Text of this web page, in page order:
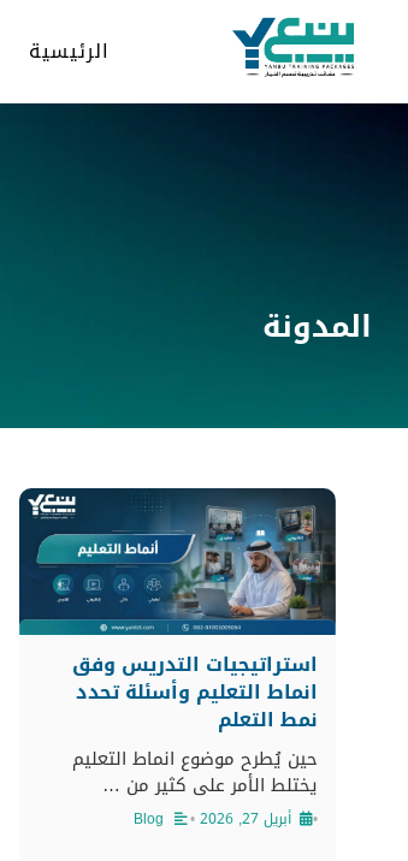
الرئيسية
المدونة
استراتيجيات التدريس وفق
انماط التعليم وأسئلة تحدد
نمط التعلم
حين يُطرح موضوع انماط التعليم
يختلط الأمر على كثير من …
• أبريل 27, 2026 •
Blog